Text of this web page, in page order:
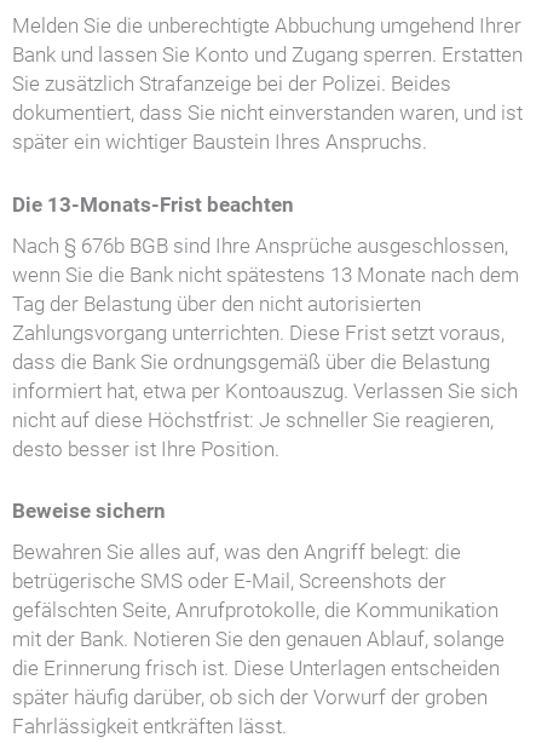
Melden Sie die unberechtigte Abbuchung umgehend Ihrer
Bank und lassen Sie Konto und Zugang sperren. Erstatten
Sie zusätzlich Strafanzeige bei der Polizei. Beides
dokumentiert, dass Sie nicht einverstanden waren, und ist
später ein wichtiger Baustein Ihres Anspruchs.
Die 13-Monats-Frist beachten
Nach § 676b BGB sind Ihre Ansprüche ausgeschlossen,
wenn Sie die Bank nicht spätestens 13 Monate nach dem
Tag der Belastung über den nicht autorisierten
Zahlungsvorgang unterrichten. Diese Frist setzt voraus,
dass die Bank Sie ordnungsgemäß über die Belastung
informiert hat, etwa per Kontoauszug. Verlassen Sie sich
nicht auf diese Höchstfrist: Je schneller Sie reagieren,
desto besser ist Ihre Position.
Beweise sichern
Bewahren Sie alles auf, was den Angriff belegt: die
betrügerische SMS oder E-Mail, Screenshots der
gefälschten Seite, Anrufprotokolle, die Kommunikation
mit der Bank. Notieren Sie den genauen Ablauf, solange
die Erinnerung frisch ist. Diese Unterlagen entscheiden
später häufig darüber, ob sich der Vorwurf der groben
Fahrlässigkeit entkräften lässt.